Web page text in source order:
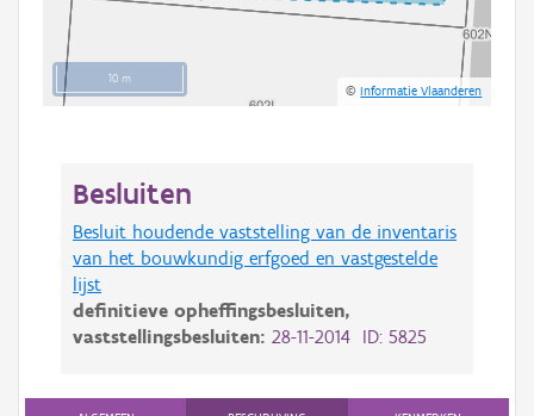
10 m
©Informatie Vlaanderen
Besluiten
Besluit houdende vaststelling van de inventaris
van het bouwkundig erfgoed en vastgestelde
lijst
definitieve opheffingsbesluiten,
vaststellingsbesluiten: 28-11-2014 ID: 5825